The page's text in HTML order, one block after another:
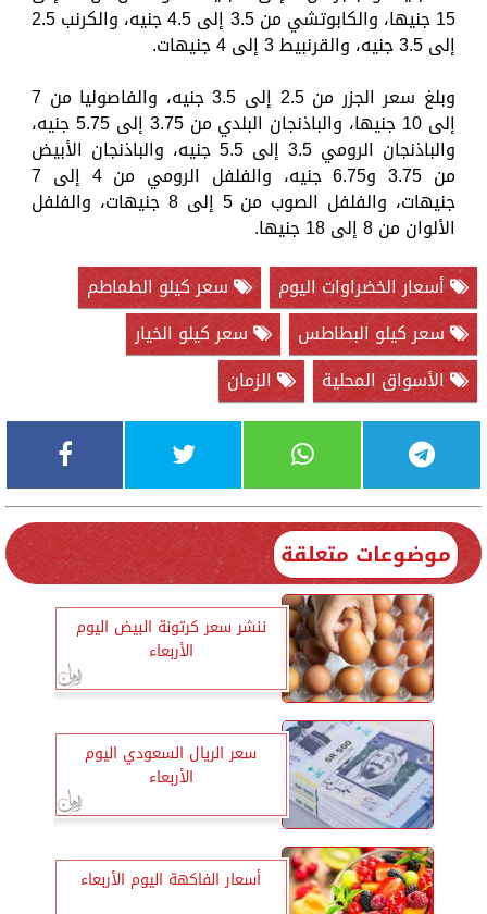
15 جنيها، والكابوتشي من 3.5 إلى 4.5 جنيه، والكرنب 2.5
إلى 3.5 جنيه، والقرنبيط 3 إلى 4 جنيهات.
وبلغ سعر الجزر من 2.5 إلى 3.5 جنيه، والفاصوليا من 7
إلى 10 جنيها، والباذنجان البلدي من 3.75 إلى 5.75 جنيه،
والباذنجان الرومي 3.5 إلى 5.5 جنيه، والباذنجان الأبيض
من 3.75 و6.75 جنيه، والفلفل الرومي من 4 إلى 7
جنيهات، والفلفل الصوب من 5 إلى 8 جنيهات، والفلفل
الألوان من 8 إلى 18 جنيها.
أسعار الخضراوات اليوم
سعر كيلو الطماطم
سعر كيلو البطاطس
سعر كيلو الخيار
الأسواق المحلية
الزمان
موضوعات متعلقة
ننشر سعر كرتونة البيض اليوم
الأربعاء
سعر الريال السعودي اليوم
الأربعاء
أسعار الفاكهة اليوم الأربعاء